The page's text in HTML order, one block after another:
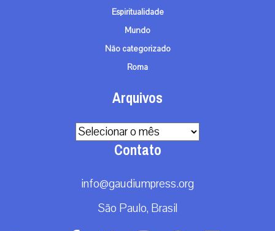
Espiritualidade
Mundo
Não categorizado
Roma
Arquivos
Arquivos
Contato
info@gaudiumpress.org
São Paulo, Brasil